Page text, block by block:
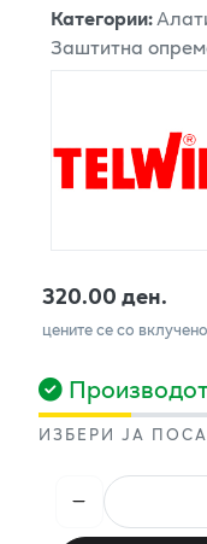
Категории:
Заштитна
320.00 ден.
цените се со
ИЗБЕРИ ЈА